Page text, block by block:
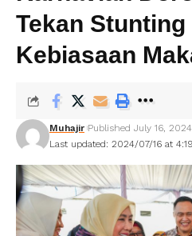
Tekan Stunting
Kebiasaan
Last updated: 2024/07/16 at
Muhajir Published July 16, 2024